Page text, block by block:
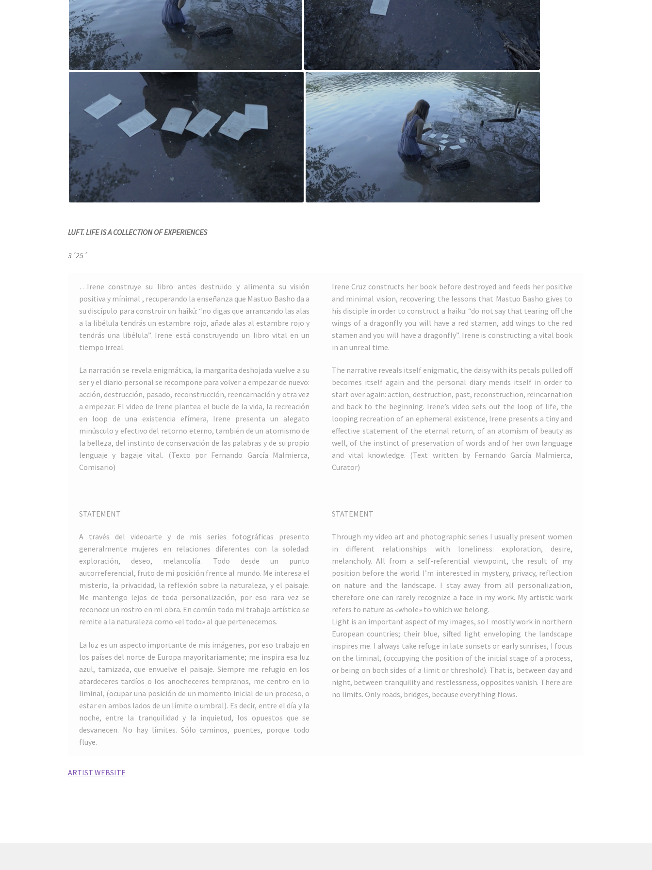
Organized by Get involved Contact Formulario de colaboración
LUFT. LIFE IS A COLLECTION OF EXPERIENCES
3´25´
…Irene construye su libro antes destruido y alimenta su visión
positiva y mínimal , recuperando la enseñanza que Mastuo Basho da a
su discípulo para construir un haikú: “no digas que arrancando las alas
a la libélula tendrás un estambre rojo, añade alas al estambre rojo y
tendrás una libélula”. Irene está construyendo un libro vital en un
tiempo irreal.
La narración se revela enigmática, la margarita deshojada vuelve a su
ser y el diario personal se recompone para volver a empezar de nuevo:
acción, destrucción, pasado, reconstrucción, reencarnación y otra vez
a empezar. El video de Irene plantea el bucle de la vida, la recreación
en loop de una existencia efímera, Irene presenta un alegato
minúsculo y efectivo del retorno eterno, también de un atomismo de
la belleza, del instinto de conservación de las palabras y de su propio
lenguaje y bagaje vital. (Texto por Fernando García Malmierca,
Comisario)
STATEMENT
A través del videoarte y de mis series fotográficas presento
generalmente mujeres en relaciones diferentes con la soledad:
exploración, deseo, melancolía. Todo desde un punto
autorreferencial, fruto de mi posición frente al mundo. Me interesa el
misterio, la privacidad, la reflexión sobre la naturaleza, y el paisaje.
Me mantengo lejos de toda personalización, por eso rara vez se
reconoce un rostro en mi obra. En común todo mi trabajo artístico se
remite a la naturaleza como «el todo» al que pertenecemos.
La luz es un aspecto importante de mis imágenes, por eso trabajo en
los países del norte de Europa mayoritariamente; me inspira esa luz
azul, tamizada, que envuelve el paisaje. Siempre me refugio en los
atardeceres tardíos o los anocheceres tempranos, me centro en lo
liminal, (ocupar una posición de un momento inicial de un proceso, o
estar en ambos lados de un límite o umbral). Es decir, entre el día y la
noche, entre la tranquilidad y la inquietud, los opuestos que se
desvanecen. No hay límites. Sólo caminos, puentes, porque todo
fluye.
Irene Cruz constructs her book before destroyed and feeds her positive
and minimal vision, recovering the lessons that Mastuo Basho gives to
his disciple in order to construct a haiku: “do not say that tearing off the
wings of a dragonfly you will have a red stamen, add wings to the red
stamen and you will have a dragonfly”. Irene is constructing a vital book
in an unreal time.
The narrative reveals itself enigmatic, the daisy with its petals pulled off
becomes itself again and the personal diary mends itself in order to
start over again: action, destruction, past, reconstruction, reincarnation
and back to the beginning. Irene’s video sets out the loop of life, the
looping recreation of an ephemeral existence, Irene presents a tiny and
effective statement of the eternal return, of an atomism of beauty as
well, of the instinct of preservation of words and of her own language
and vital knowledge. (Text written by Fernando García Malmierca,
Curator)
STATEMENT
Through my video art and photographic series I usually present women
in different relationships with loneliness: exploration, desire,
melancholy. All from a self-referential viewpoint, the result of my
position before the world. I’m interested in mystery, privacy, reflection
on nature and the landscape. I stay away from all personalization,
therefore one can rarely recognize a face in my work. My artistic work
refers to nature as «whole» to which we belong.
Light is an important aspect of my images, so I mostly work in northern
European countries; their blue, sifted light enveloping the landscape
inspires me. I always take refuge in late sunsets or early sunrises, I focus
on the liminal, (occupying the position of the initial stage of a process,
or being on both sides of a limit or threshold). That is, between day and
night, between tranquility and restlessness, opposites vanish. There are
no limits. Only roads, bridges, because everything flows.
ARTIST WEBSITE